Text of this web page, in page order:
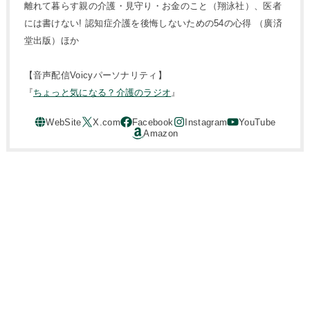
離れて暮らす親の介護・見守り・お金のこと（翔泳社）、医者
には書けない! 認知症介護を後悔しないための54の心得 （廣済
堂出版）ほか
【音声配信Voicyパーソナリティ】
『ちょっと気になる？介護のラジオ』